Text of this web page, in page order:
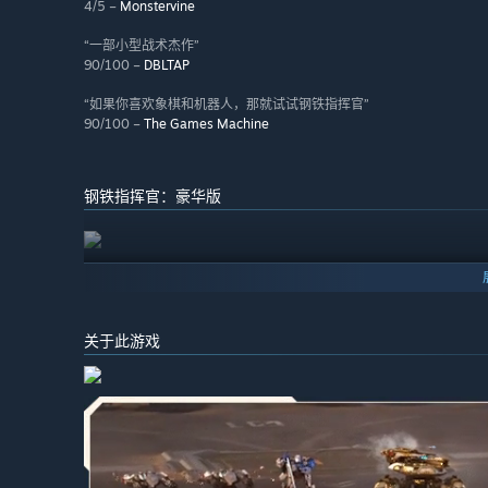
4/5 – Monstervine
“一部小型战术杰作”
90/100 – DBLTAP
“如果你喜欢象棋和机器人，那就试试钢铁指挥官”
90/100 – The Games Machine
钢铁指挥官：豪华版
关于此游戏